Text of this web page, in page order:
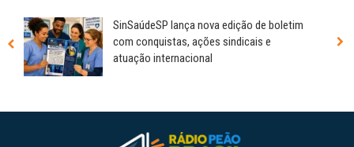
SinSaúdeSP lança nova edição de boletim
com conquistas, ações sindicais e
atuação internacional